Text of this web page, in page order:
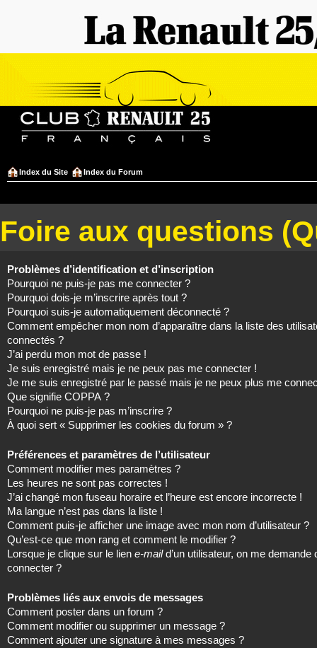
Index du Site Index du Forum
Foire aux questions
Problèmes d’identification et d’inscription
Pourquoi ne puis-je pas me connecter ?
Pourquoi dois-je m’inscrire après tout ?
Pourquoi suis-je automatiquement déconnecté ?
Comment empêcher mon nom d’apparaître dans la liste des
connectés ?
J’ai perdu mon mot de passe !
Je suis enregistré mais je ne peux pas me connecter !
Je me suis enregistré par le passé mais je ne peux plus me
Que signifie COPPA ?
Pourquoi ne puis-je pas m’inscrire ?
À quoi sert « Supprimer les cookies du forum » ?
Préférences et paramètres de l’utilisateur
Comment modifier mes paramètres ?
Les heures ne sont pas correctes !
J’ai changé mon fuseau horaire et l’heure est encore incorrecte !
Ma langue n’est pas dans la liste !
Comment puis-je afficher une image avec mon nom d’utilisateur ?
Qu’est-ce que mon rang et comment le modifier ?
Lorsque je clique sur le lien e-maild’un utilisateur, on me demande
connecter ?
Problèmes liés aux envois de messages
Comment poster dans un forum ?
Comment modifier ou supprimer un message ?
Comment ajouter une signature à mes messages ?